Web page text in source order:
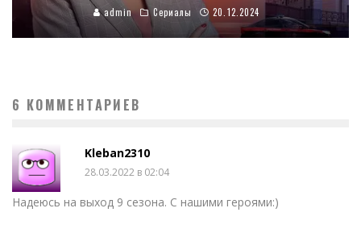
admin Сериалы 20.12.2024
6 КОММЕНТАРИЕВ
Kleban2310
28.03.2022 в 02:04
Надеюсь на выход 9 сезона. С нашими героями:)